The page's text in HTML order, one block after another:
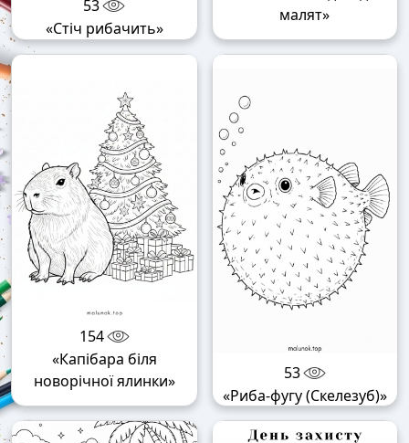
53
«Стіч рибачить»
малят»
154
«Капібара біля
новорічної ялинки»
53
«Риба-фугу (Скелезуб)»